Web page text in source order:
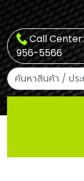
Call
956-5566